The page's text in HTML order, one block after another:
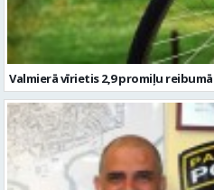
Valmierā vīrietis 2,9 promiļu